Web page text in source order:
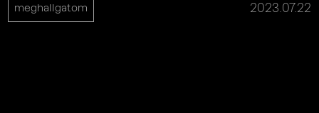
meghallgatom 2023.07.22